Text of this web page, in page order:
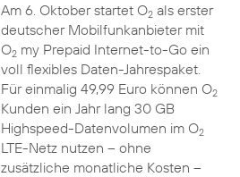
Am 6. Oktober startet O2als erster
deutscher Mobilfunkanbieter mit
O2my Prepaid Internet-to-Go ein
voll flexibles Daten-Jahrespaket.
Für einmalig 49,99 Euro können O2
Kunden ein Jahr lang 30 GB
Highspeed-Datenvolumen im O2
LTE-Netz nutzen – ohne
zusätzliche monatliche Kosten –